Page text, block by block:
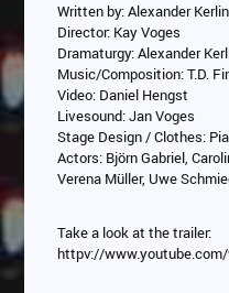
Written by: Alexander
Director: Kay Voges
Dramaturgy: Alexander
Music/Composition: T.D.
Video: Daniel Hengst
Livesound: Jan Voges
Stage Design / Clothes:
Actors: Björn Gabriel,
Verena Müller, Uwe
Take a look at the trailer:
httpv://